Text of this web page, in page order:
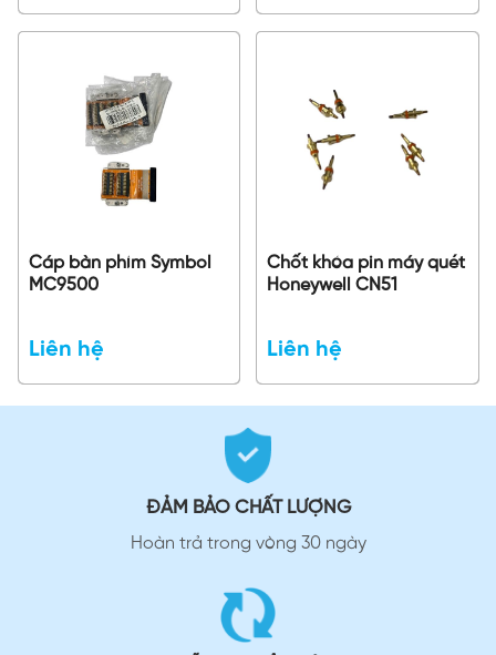
Cáp bàn phím Symbol
MC9500
Liên hệ
Chốt khóa pin máy quét
Honeywell CN51
Liên hệ
ĐẢM BẢO CHẤT LƯỢNG
Hoàn trả trong vòng 30 ngày